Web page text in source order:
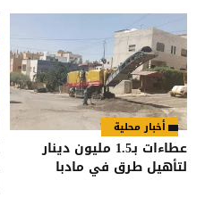
أخبار محلية
عطاءات بـ1.5 مليون دينار
لتأهيل طرق في مادبا